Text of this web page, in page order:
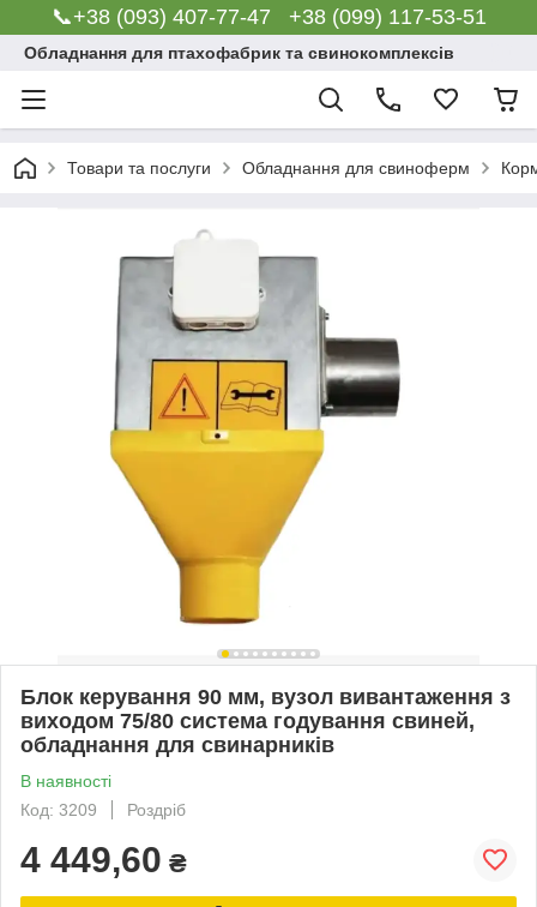
📞+38 (093) 407-77-47 +38 (099) 117-53-51
Обладнання для птахофабрик та свинокомплексів
Товари та послуги Обладнання для свиноферм
Блок керування 90 мм, вузол вивантаження з
виходом 75/80 система годування свиней,
обладнання для свинарників
В наявності
Код: 3209
Роздріб
4 449,60 ₴